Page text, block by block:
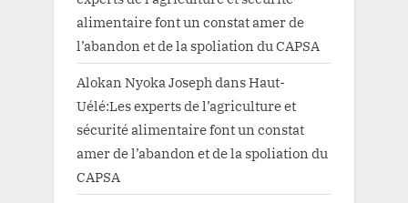
alimentaire font un constat amer de
l’abandon et de la spoliation du CAPSA
Alokan Nyoka Joseph dansHaut-
Uélé:Les experts de l’agriculture et
sécurité alimentaire font un constat
amer de l’abandon et de la spoliation du
CAPSA